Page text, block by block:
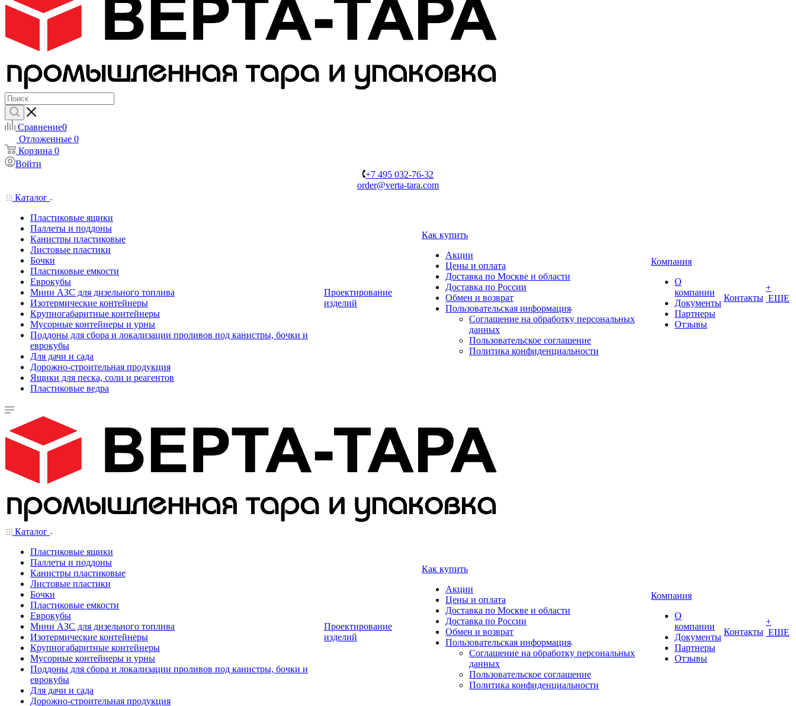
Сравнение0
Отложенные 0
Корзина 0
Войти
+7 495 032-76-32
order@verta-tara.com
Каталог
Пластиковые ящики
Паллеты и поддоны
Канистры пластиковые
Листовые пластики
Бочки
Пластиковые емкости
Еврокубы
Мини АЗС для дизельного топлива
Изотермические контейнеры
Крупногабаритные контейнеры
Мусорные контейнеры и урны
Поддоны для сбора и локализации проливов под канистры, бочки и
еврокубы
Для дачи и сада
Дорожно-строительная продукция
Ящики для песка, соли и реагентов
Пластиковые ведра
Проектирование
изделий
Как купить
Акции
Цены и оплата
Доставка по Москве и области
Доставка по России
Обмен и возврат
Пользовательская информация
Соглашение на обработку персональных
данных
Пользовательское соглашение
Политика конфиденциальности
Компания
О
компании
Документы
Партнеры
Отзывы
Контакты
+
ЕЩЕ
Каталог
Пластиковые ящики
Паллеты и поддоны
Канистры пластиковые
Листовые пластики
Бочки
Пластиковые емкости
Еврокубы
Мини АЗС для дизельного топлива
Изотермические контейнеры
Крупногабаритные контейнеры
Мусорные контейнеры и урны
Поддоны для сбора и локализации проливов под канистры, бочки и
еврокубы
Для дачи и сада
Дорожно-строительная продукция
Проектирование
изделий
Как купить
Акции
Цены и оплата
Доставка по Москве и области
Доставка по России
Обмен и возврат
Пользовательская информация
Соглашение на обработку персональных
данных
Пользовательское соглашение
Политика конфиденциальности
Компания
О
компании
Документы
Партнеры
Отзывы
Контакты
+
ЕЩЕ